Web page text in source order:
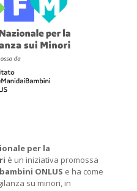
per la
è un iniziativa promossa
ONLUS e ha come
su minori, in